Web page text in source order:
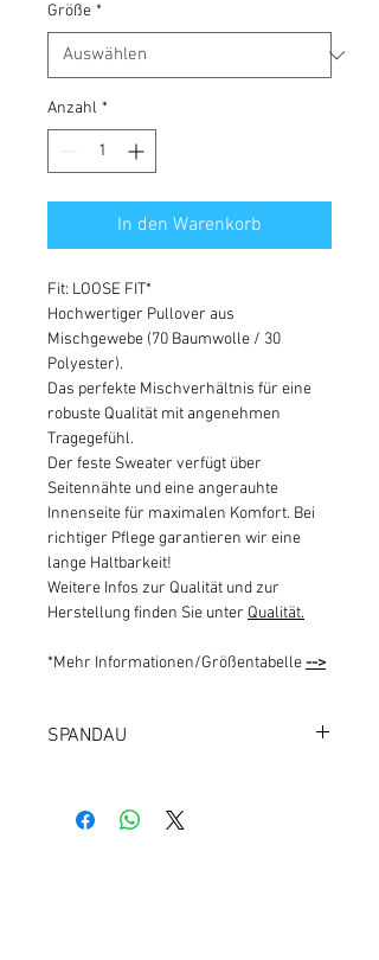
Größe *
Anzahl *
In den Warenkorb
Fit: LOOSE FIT*
Hochwertiger Pullover aus
Mischgewebe (70 Baumwolle / 30
Polyester).
Das perfekte Mischverhältnis für eine
robuste Qualität mit angenehmen
Tragegefühl.
Der feste Sweater verfügt über
Seitennähte und eine angerauhte
Innenseite für maximalen Komfort. Bei
richtiger Pflege garantieren wir eine
lange Haltbarkeit!
Weitere Infos zur Qualität und zur
Herstellung finden Sie unter Qualität.
*Mehr Informationen/Größentabelle-->
SPANDAU